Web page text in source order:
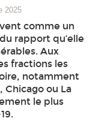
2025
comme un
rapport qu’elle
Aux
fractions les
notamment
ou La
le plus